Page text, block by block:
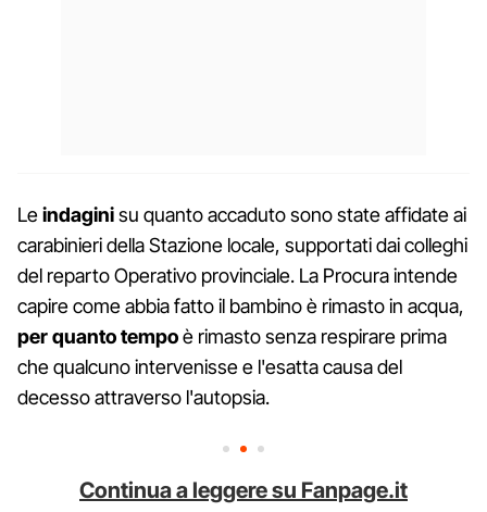
Leindaginisu quanto accaduto sono state affidate ai
carabinieri della Stazione locale, supportati dai colleghi
del reparto Operativo provinciale. La Procura intende
capire come abbia fatto il bambino è rimasto in acqua,
per quanto tempoè rimasto senza respirare prima
che qualcuno intervenisse e l'esatta causa del
decesso attraverso l'autopsia.
Continua a leggere su Fanpage.it